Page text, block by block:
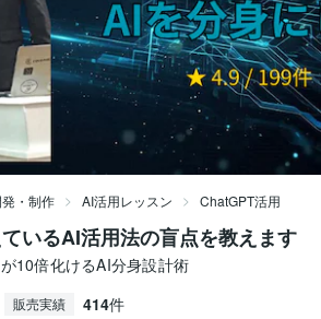
・制作 AI活用レッスン ChatGPT活用
いるAI活用法の盲点を教えます
10倍化けるAI分身設計術
販売実績 414件